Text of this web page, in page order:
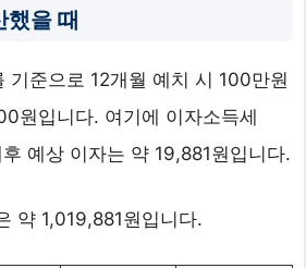
했을 때
기준으로 12개월 예치 시 100만원
원입니다. 여기에 이자소득세
예상 이자는 약 19,881원입니다.
약 1,019,881원입니다.